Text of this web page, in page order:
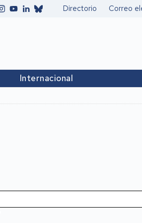
Secundario
Directorio Correo
Internacional